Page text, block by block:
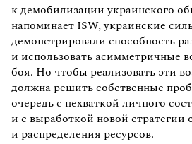
к демобилизации украинского
напоминает ISW, украинские
демонстрировали способность
и использовать асимметричные
боя. Но чтобы реализовать эти
должна решить собственные
очередь с нехваткой личного
и с выработкой новой стратегии
и распределения ресурсов.